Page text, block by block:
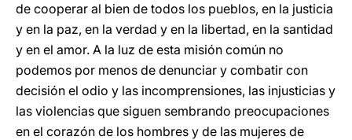
de cooperar al bien de todos los pueblos, en la justicia
y en la paz, en la verdad y en la libertad, en la santidad
y en el amor. A la luz de esta misión común no
podemos por menos de denunciar y combatir con
decisión el odio y las incomprensiones, las injusticias y
las violencias que siguen sembrando preocupaciones
en el corazón de los hombres y de las mujeres de